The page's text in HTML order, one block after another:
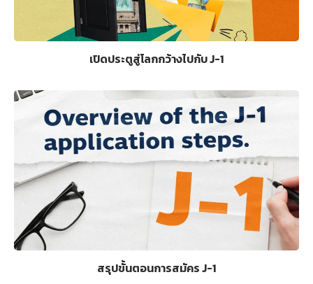
เปิดประตูสู่โลกกว้างไปกับ J-1
สรุปขั้นตอนการสมัคร J-1